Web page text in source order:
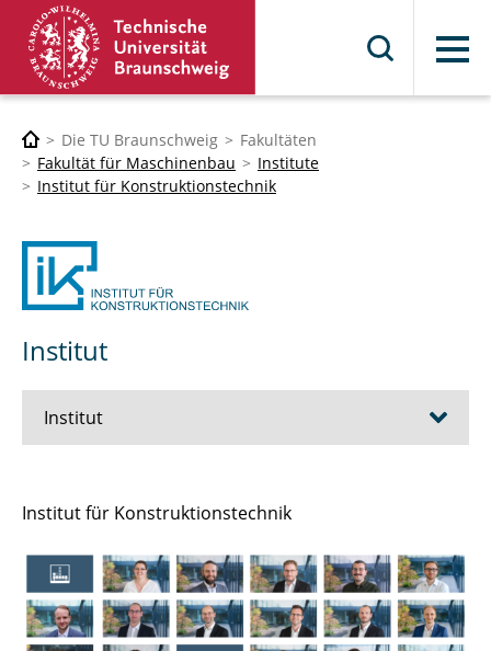
Menü
Die TU Braunschweig
Fakultäten
Fakultät für Maschinenbau
Institute
Institut für Konstruktionstechnik
Institut
Institut
Das IK im NFF
Ausstattung
Institut für Konstruktionstechnik